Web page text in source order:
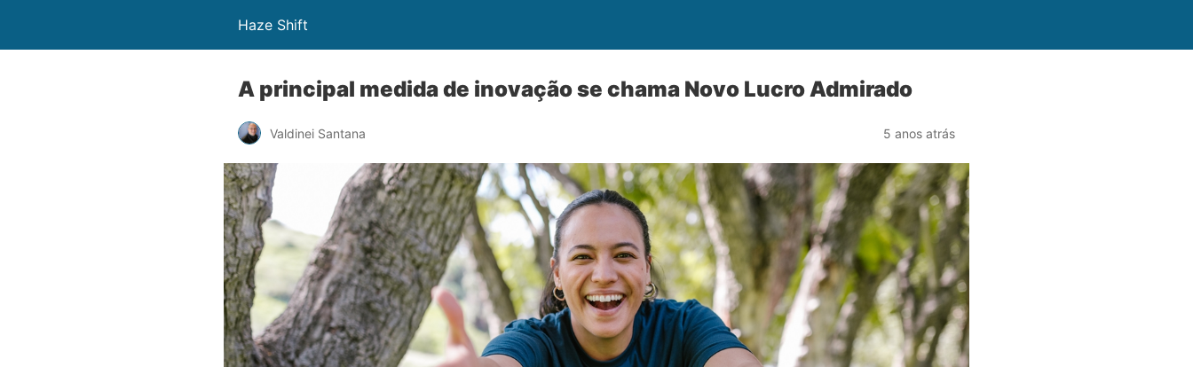
Haze Shift
A principal medida de inovação se chama Novo Lucro Admirado
Valdinei Santana 5 anos atrás